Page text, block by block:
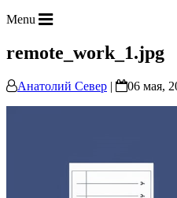
Menu
remote_work_1.jpg
Анатолий Север | 06 мая,